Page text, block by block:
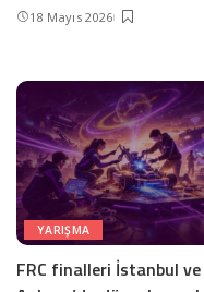
18 Mayıs 2026
YARIŞMA
FRC finalleri İstanbul ve